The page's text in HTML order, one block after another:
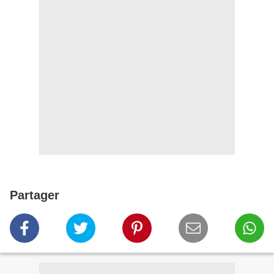
Partager